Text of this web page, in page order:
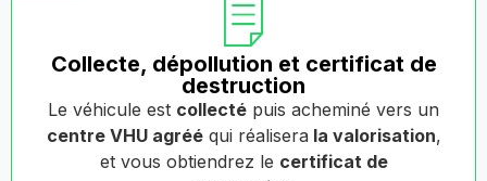
Collecte, dépollution et certificat de
destruction
Le véhicule est collecté puis acheminé vers un
centre VHU agrééqui réalisera la valorisation,
et vous obtiendrez le certificat de